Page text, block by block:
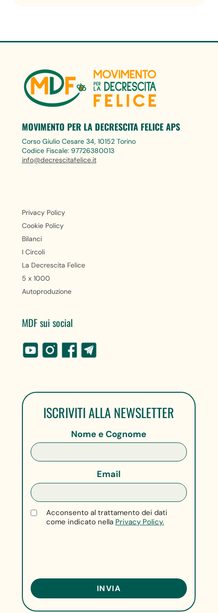
MOVIMENTO PER LA DECRESCITA FELICE APS
Corso Giulio Cesare 34, 10152 Torino
Codice Fiscale: 97726380013
info@decrescitafelice.it
Privacy Policy
Cookie Policy
Bilanci
I Circoli
La Decrescita Felice
5 x 1000
Autoproduzione
MDF sui social
ISCRIVITI ALLA NEWSLETTER
Nome e Cognome
Email
Acconsento al trattamento dei dati
come indicato nella Privacy Policy.